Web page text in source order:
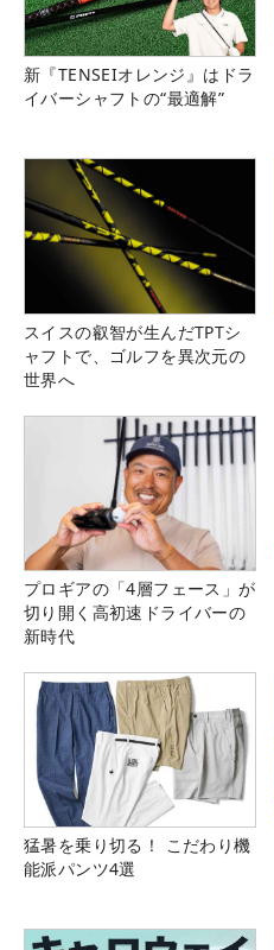
新『TENSEIオレンジ』はドラ
イバーシャフトの“最適解”
スイスの叡智が生んだTPTシ
ャフトで、ゴルフを異次元の
世界へ
プロギアの「4層フェース」が
切り開く高初速ドライバーの
新時代
猛暑を乗り切る！ こだわり機
能派パンツ4選